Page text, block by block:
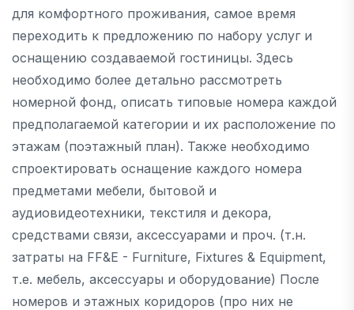
для комфортного проживания, самое время
переходить к предложению по набору услуг и
оснащению создаваемой гостиницы. Здесь
необходимо более детально рассмотреть
номерной фонд, описать типовые номера каждой
предполагаемой категории и их расположение по
этажам (поэтажный план). Также необходимо
спроектировать оснащение каждого номера
предметами мебели, бытовой и
аудиовидеотехники, текстиля и декора,
средствами связи, аксессуарами и проч. (т.н.
затраты на FF&E - Furniture, Fixtures & Equipment,
т.е. мебель, аксессуары и оборудование) После
номеров и этажных коридоров (про них не